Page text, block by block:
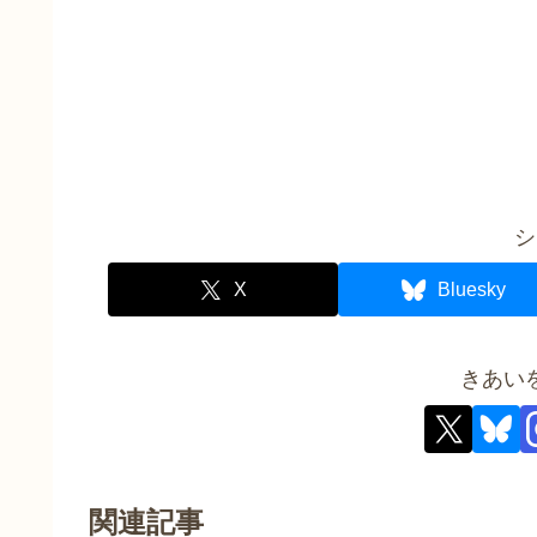
X Bluesky
きあい
関連記事